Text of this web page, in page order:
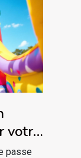
votre
passe